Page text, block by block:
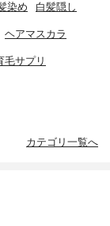
染め 白髪隠し
ヘアマスカラ
毛サプリ
カテゴリ一覧へ